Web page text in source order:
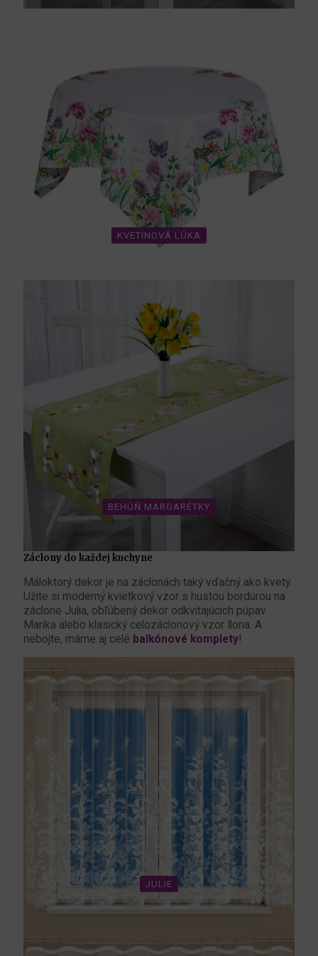
KVETINOVÁ LÚKA
BEHÚŇ MARGARÉTKY
Záclony do každej kuchyne
Máloktorý dekor je na záclonách taký vďačný ako kvety.
Užite si moderný kvietkový vzor s hustou bordúrou na
záclone Julia, obľúbený dekor odkvitajúcich púpav
Marika alebo klasický celozáclonový vzor Ilona. A
nebojte, máme aj celé balkónové komplety!
JULIE